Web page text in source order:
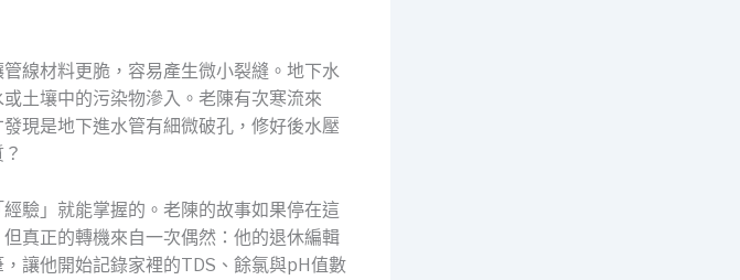
線材料更脆，容易產生微小裂縫。地下水
土壤中的污染物滲入。老陳有次寒流來
現是地下進水管有細微破孔，修好後水壓
驗」就能掌握的。老陳的故事如果停在這
真正的轉機來自一次偶然：他的退休編輯
讓他開始記錄家裡的TDS、餘氯與pH值數